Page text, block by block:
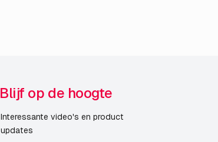
Blijf op de hoogte
Interessante video's en product
updates